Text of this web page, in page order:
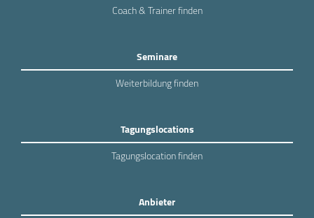
Coach & Trainer finden
Seminare
Weiterbildung finden
Tagungslocations
Tagungslocation finden
Anbieter